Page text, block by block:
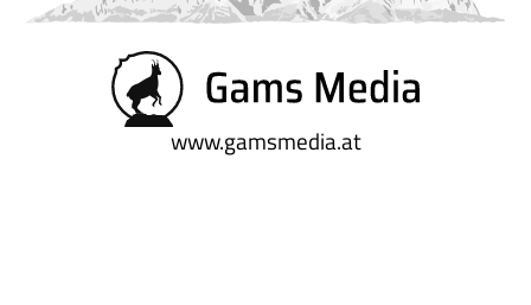
www.gamsmedia.at